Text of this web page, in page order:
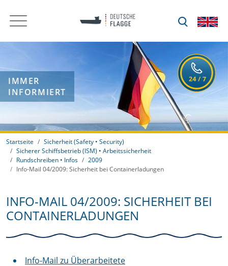
IMMER
INFORMIERT
Startseite
Sicherheit (Safety • Security)
Sicherer Schiffsbetrieb (ISM) • Arbeitssicherheit
Rundschreiben • Infos
2009
Info-Mail 04/2009: Sicherheit bei Containerladungen
INFO-MAIL 04/2009: SICHERHEIT BEI
CONTAINERLADUNGEN
Info-Mail zu Überarbeitete